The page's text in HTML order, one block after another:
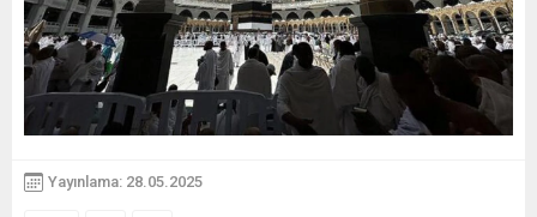
Yayınlama: 28.05.2025